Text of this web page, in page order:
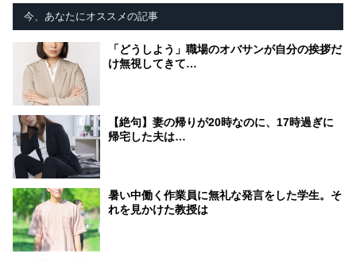
今、あなたにオススメの記事
「どうしよう」職場のオバサンが自分の挨拶だ
け無視してきて…
【絶句】妻の帰りが20時なのに、17時過ぎに
帰宅した夫は…
暑い中働く作業員に無礼な発言をした学生。そ
れを見かけた教授は